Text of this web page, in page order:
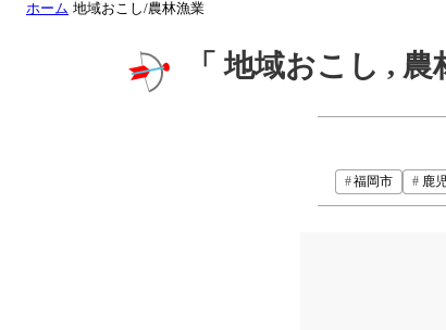
ホーム 地域おこし/農林漁業
「 地域おこし ,
福岡市 鹿